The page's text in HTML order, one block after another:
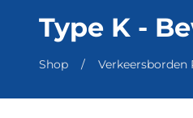
Type K -
Shop / Verkeersborden